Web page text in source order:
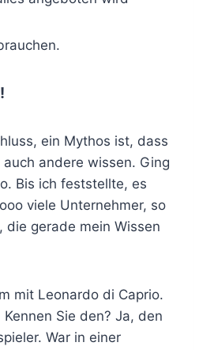
ein Mythos ist, dass
andere wissen. Ging
Bis ich feststellte, es
viele Unternehmer, so
die gerade mein Wissen
mit Leonardo di Caprio.
Sie den? Ja, den
War in einer